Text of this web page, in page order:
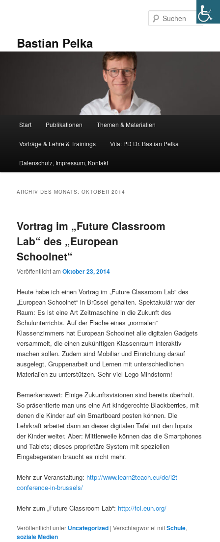
Bastian Pelka
Start Publikationen Themen & Materialien
Vorträge & Lehre & Trainings Vita: PD Dr. Bastian Pelka
Datenschutz, Impressum, Kontakt
ARCHIV DES MONATS:OKTOBER 2014
Vortrag im „Future Classroom
Lab“ des „European
Schoolnet“
Veröffentlicht amOktober 23, 2014
Heute habe ich einen Vortrag im „Future Classroom Lab“ des
„European Schoolnet“ in Brüssel gehalten. Spektakulär war der
Raum: Es ist eine Art Zeitmaschine in die Zukunft des
Schulunterrichts. Auf der Fläche eines „normalen“
Klassenzimmers hat European Schoolnet alle digitalen Gadgets
versammelt, die einen zukünftigen Klassenraum interaktiv
machen sollen. Zudem sind Mobiliar und Einrichtung darauf
ausgelegt, Gruppenarbeit und Lernen mit unterschiedlichen
Materialien zu unterstützen. Sehr viel Lego Mindstorm!
Bemerkenswert: Einige Zukunftsvisionen sind bereits überholt.
So präsentierte man uns eine Art kindgerechte Blackberries, mit
denen die Kinder auf ein Smartboard posten können. Die
Lehrkraft arbeitet dann an dieser digitalen Tafel mit den Inputs
der Kinder weiter. Aber: Mittlerweile können das die Smartphones
und Tablets; dieses proprietäre System mit speziellen
Eingabegeräten braucht es nicht mehr.
Mehr zur Veranstaltung: http://www.learn2teach.eu/de/l2t-
conference-in-brussels/
Mehr zum „Future Classroom Lab“: http://fcl.eun.org/
Veröffentlicht unter Uncategorized |Verschlagwortet mitSchule,
soziale Medien